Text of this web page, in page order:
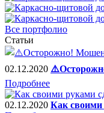
Все портфолио
Статьи
02.12.2020
Подробнее
02.12.2020 Как своими